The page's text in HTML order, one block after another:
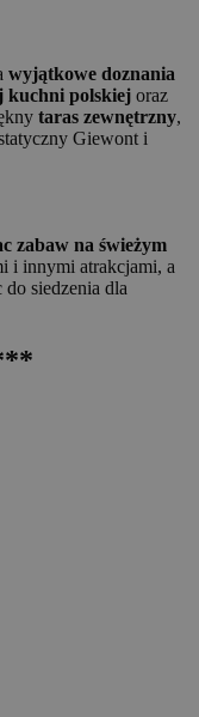
wyjątkowe doznania
kuchni polskiej oraz
taras zewnętrzny,
Giewont i
zabaw na świeżym
i innymi atrakcjami, a
siedzenia dla